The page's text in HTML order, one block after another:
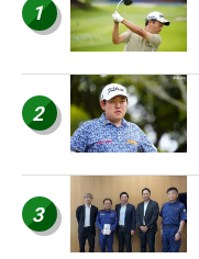
1
2
3